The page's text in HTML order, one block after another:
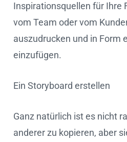
Inspirationsquellen für Ihre
vom Team oder vom
auszudrucken und in Form
einzufügen.
Ein Storyboard erstellen
Ganz natürlich ist es nicht
anderer zu kopieren, aber